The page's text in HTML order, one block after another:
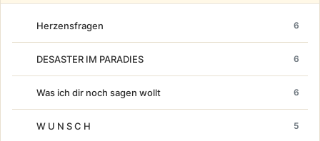
Herzensfragen 6
DESASTER IM PARADIES 6
Was ich dir noch sagen wollt 6
W U N S C H 5